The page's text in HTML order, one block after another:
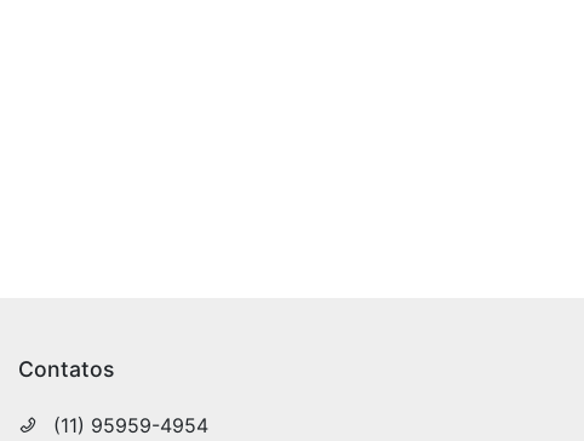
Contatos
(11) 95959-4954